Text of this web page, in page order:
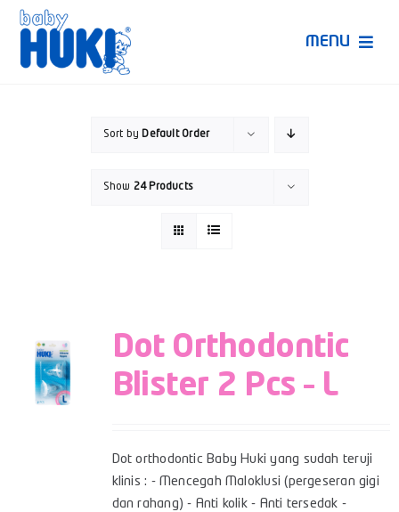
Skip
content
MENU
Sort by Default Order
Show 24 Products
Dot Orthodontic
Blister 2 Pcs – L
Dot orthodontic Baby Huki yang sudah teruji
klinis : - Mencegah Maloklusi (pergeseran gigi
dan rahang) - Anti kolik - Anti tersedak -